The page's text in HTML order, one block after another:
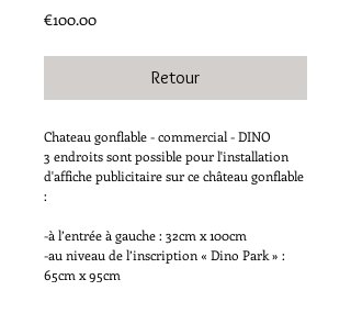
€100.00Price
Retour
Chateau gonflable - commercial - DINO
3 endroits sont possible pour l'installation
d'affiche publicitaire sur ce château gonflable
:
-à l’entrée à gauche : 32cm x 100cm
-au niveau de l’inscription « Dino Park » :
65cm x 95cm